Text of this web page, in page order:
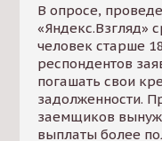
В опросе,
«Яндекс.Взгляд»
человек старше
респондентов
погашать свои
задолженности.
заемщиков
выплаты более